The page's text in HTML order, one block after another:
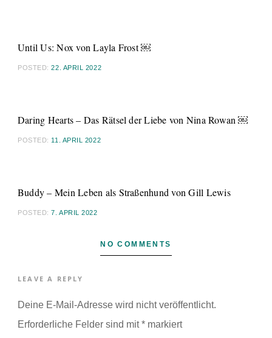
Until Us: Nox von Layla Frost ￼
POSTED:22. APRIL 2022
Daring Hearts – Das Rätsel der Liebe von Nina Rowan ￼
POSTED: 11. APRIL 2022
Buddy – Mein Leben als Straßenhund von Gill Lewis
POSTED:7. APRIL 2022
NO COMMENTS
LEAVE A REPLY
Deine E-Mail-Adresse wird nicht veröffentlicht.
Erforderliche Felder sind mit* markiert